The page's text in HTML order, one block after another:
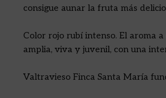
consigue aunar la fruta más
Color rojo rubí intenso. El aroma
amplia, viva y juvenil, con una
Valtravieso Finca Santa María